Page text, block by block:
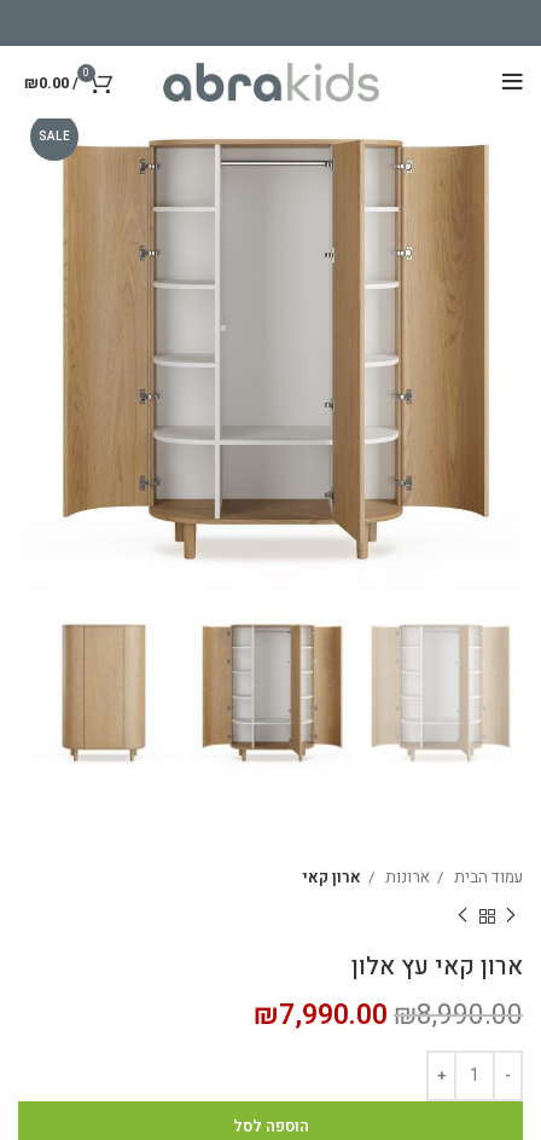
0
/
₪0.00
SALE
עמוד הבית ארונות ארון קאי
ארון קאי עץ אלון
₪8,990.00
₪7,990.00
הוספה לסל